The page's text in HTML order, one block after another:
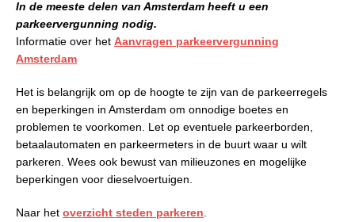
In de meeste delen van Amsterdam heeft u een
parkeervergunning nodig.
Informatie over het Aanvragen parkeervergunning
Amsterdam
Het is belangrijk om op de hoogte te zijn van de parkeerregels
en beperkingen in Amsterdam om onnodige boetes en
problemen te voorkomen. Let op eventuele parkeerborden,
betaalautomaten en parkeermeters in de buurt waar u wilt
parkeren. Wees ook bewust van milieuzones en mogelijke
beperkingen voor dieselvoertuigen.
Naar het overzicht steden parkeren